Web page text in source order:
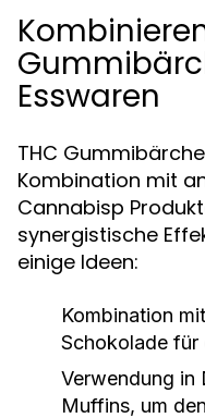
Esswaren
THC
Kombination mit
Cannabisp
synergistische
einige Ideen:
Kombination
Schokolade für
Verwendung in
Muffins, um